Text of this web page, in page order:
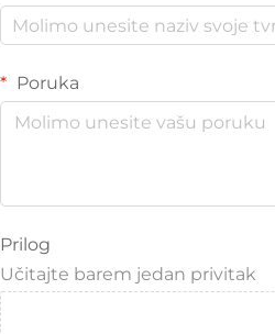
Poruka
Prilog
Učitajte barem jedan privitak